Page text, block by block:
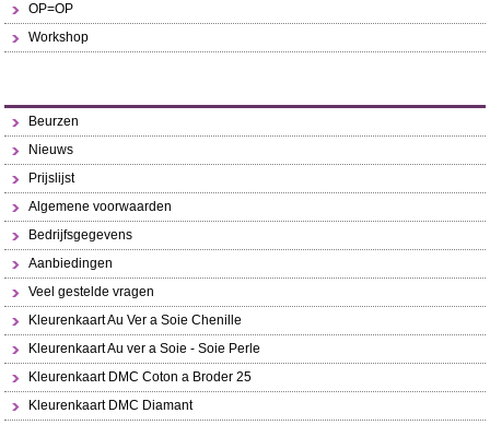
OP=OP
Workshop
Beurzen
Nieuws
Prijslijst
Algemene voorwaarden
Bedrijfsgegevens
Aanbiedingen
Veel gestelde vragen
Kleurenkaart Au Ver a Soie Chenille
Kleurenkaart Au ver a Soie - Soie Perle
Kleurenkaart DMC Coton a Broder 25
Kleurenkaart DMC Diamant